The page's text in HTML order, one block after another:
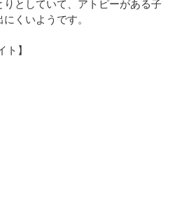
りとしていて、アトピーがある子
くいようです。
ト】